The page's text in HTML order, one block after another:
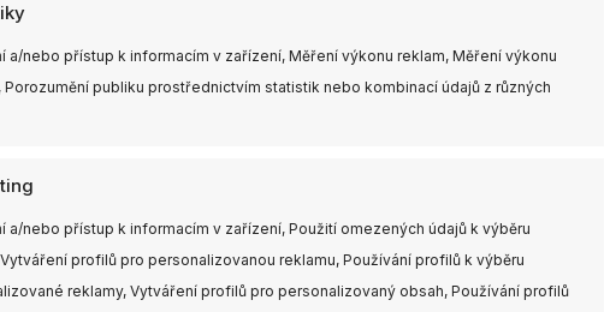
a/nebo přístup k informacím v zařízení, Měření výkonu reklam, Měření výkonu
Porozumění publiku prostřednictvím statistik nebo kombinací údajů z různých
a/nebo přístup k informacím v zařízení, Použití omezených údajů k výběru
profilů pro personalizovanou reklamu, Používání profilů k výběru
reklamy, Vytváření profilů pro personalizovaný obsah, Používání profilů